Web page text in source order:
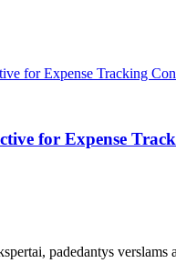
for Expense
padedantys